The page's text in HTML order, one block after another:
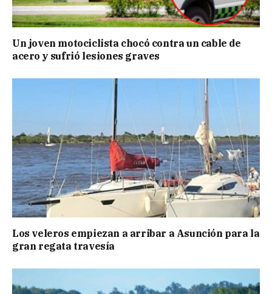
Un joven motociclista chocó contra un cable de
acero y sufrió lesiones graves
Los veleros empiezan a arribar a Asunción para la
gran regata travesía